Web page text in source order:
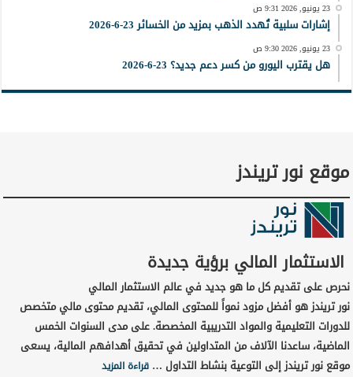
23 يونيو, 2026 9:31 ص
إشارات سلبية تُهدد الذهب بمزيد من الخسائر 23-6-2026
23 يونيو, 2026 9:30 ص
هل يقترب اليورو من كسر دعم جديد؟ 23-6-2026
موقع نور تريندز
الاستثمار المالي برؤية جديدة
نحرص على تقديم كل ما هو جديد في عالم الاستثمار المالي
نور تريندز هو أفضل مزود نمواً للمحتوى المالي، تقديم محتوى مالي متخصص
للدورات التعليمية والمواد التدريبية المخصصة. على مدى السنوات الخمس
الماضية، ساعدنا الآلاف من المتداولين في تحقيق أهدافهم المالية، يسعى
موقع نور تريندز إلى التوعية بنشاط التداول …قراءة المزيد